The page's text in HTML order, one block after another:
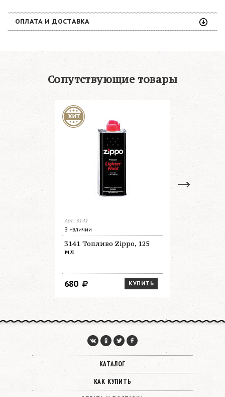
ОПЛАТА И ДОСТАВКА
Сопутствующие товары
Арт: 3141
В наличии
3141 Топливо Zippo, 125
мл
КУПИТЬ
680
В наличии
100 R
КАТАЛОГ
КАК КУПИТЬ